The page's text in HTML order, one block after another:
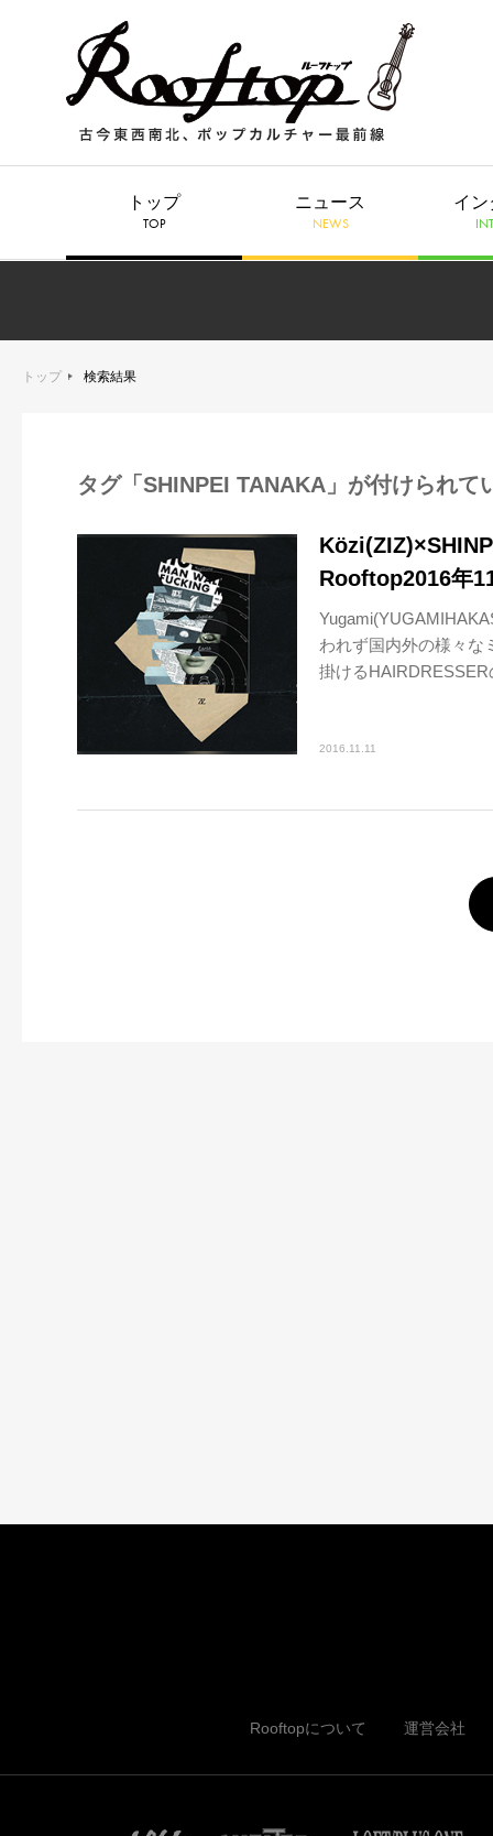
トップ
TOP
ニュース
NEWS
イン
トップ 検索結果
タグ「SHINPEI TANAKA」が付けられて
Rooftop2016年
われず国内外の様々な
掛けるHAIRDRESSER
2016.11.11
Rooftopについて 運営会社